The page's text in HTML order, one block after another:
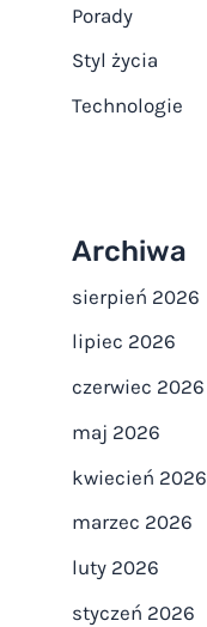
Porady
Styl życia
Technologie
Archiwa
sierpień 2026
lipiec 2026
czerwiec 2026
maj 2026
kwiecień 2026
marzec 2026
luty 2026
styczeń 2026